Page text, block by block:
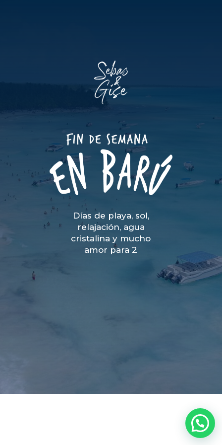
Días de playa, sol,
relajación, agua
cristalina y mucho
amor para 2